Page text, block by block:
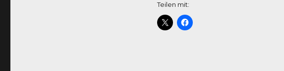
Teilen mit: